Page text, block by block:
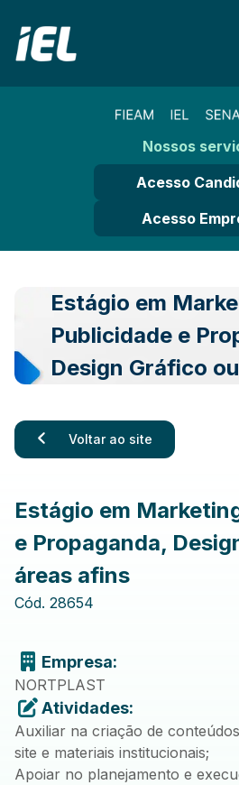
Nossos
Acesso
Acesso
Estágio em
Publicidade e
Design Gráfico
Voltar ao site
Estágio em
e Propaganda,
áreas afins
Cód. 28654
Empresa:
NORTPLAST
Atividades:
Auxiliar na criação de
site e materiais institucionais;
Apoiar no planejamento e